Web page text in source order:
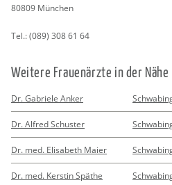
80809 Mün­chen
Tel.:(089) 308 61 64
Wei­te­re Frau­en­ärz­te in der Nähe
Dr. Gabriele Anker
Dr. Alfred Schuster
Dr. med. Elisabeth Maier
Dr. med. Kerstin Späthe